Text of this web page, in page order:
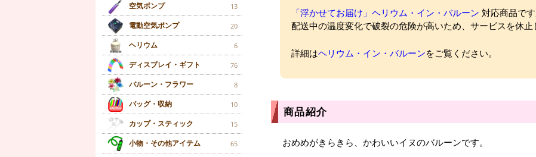
空気ポンプ 13
電動空気ポンプ 20
ヘリウム 6
ディスプレイ・ギフト 76
バルーン・フラワー 8
バッグ・収納 10
カップ・スティック 15
小物・その他アイテム 65
「浮かせてお届け」ヘリウム・イン・バルーン 対応商品で
配送中の温度変化で破裂の危険が高いため、サービスを休止
詳細はヘリウム・イン・バルーンをご覧ください。
商品紹介
おめめがきらきら、かわいいイヌのバルーンです。